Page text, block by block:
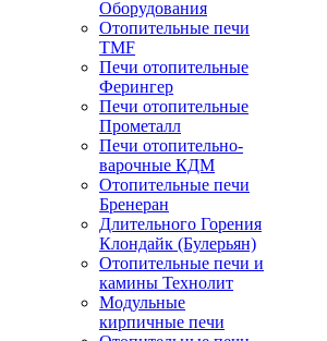
Оборудования
Отопительные печи
TMF
Печи отопительные
Ферингер
Печи отопительные
Прометалл
Печи отопительно-
варочные КДМ
Отопительные печи
Бренеран
Длительного Горения
Клондайк (Булерьян)
Отопительные печи и
камины Технолит
Модульные
кирпичные печи